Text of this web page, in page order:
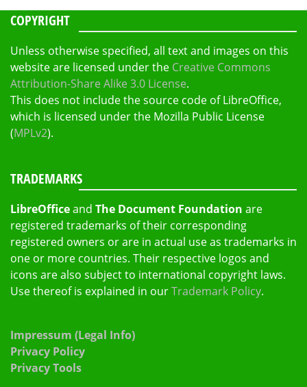
COPYRIGHT
Unless otherwise specified, all text and images on this
website are licensed under the Creative Commons
Attribution-Share Alike 3.0 License.
This does not include the source code of LibreOffice,
which is licensed under the Mozilla Public License
(MPLv2).
TRADEMARKS
LibreOfficeand The Document Foundation are
registered trademarks of their corresponding
registered owners or are in actual use as trademarks in
one or more countries. Their respective logos and
icons are also subject to international copyright laws.
Use thereof is explained in ourTrademark Policy.
Impressum (Legal Info)
Privacy Policy
Privacy Tools